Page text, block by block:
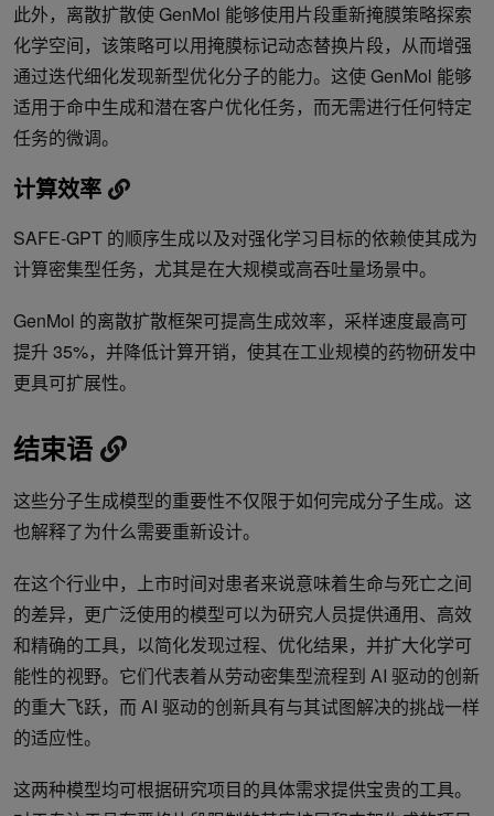
此外，离散扩散使 GenMol 能够使用片段重新掩膜策略探索
化学空间，该策略可以用掩膜标记动态替换片段，从而增强
通过迭代细化发现新型优化分子的能力。这使 GenMol 能够
适用于命中生成和潜在客户优化任务，而无需进行任何特定
任务的微调。
计算效率
SAFE-GPT 的顺序生成以及对强化学习目标的依赖使其成为
计算密集型任务，尤其是在大规模或高吞吐量场景中。
GenMol 的离散扩散框架可提高生成效率，采样速度最高可
提升 35%，并降低计算开销，使其在工业规模的药物研发中
更具可扩展性。
结束语
这些分子生成模型的重要性不仅限于如何完成分子生成。这
也解释了为什么需要重新设计。
在这个行业中，上市时间对患者来说意味着生命与死亡之间
的差异，更广泛使用的模型可以为研究人员提供通用、高效
和精确的工具，以简化发现过程、优化结果，并扩大化学可
能性的视野。它们代表着从劳动密集型流程到 AI 驱动的创新
的重大飞跃，而 AI 驱动的创新具有与其试图解决的挑战一样
的适应性。
这两种模型均可根据研究项目的具体需求提供宝贵的工具。